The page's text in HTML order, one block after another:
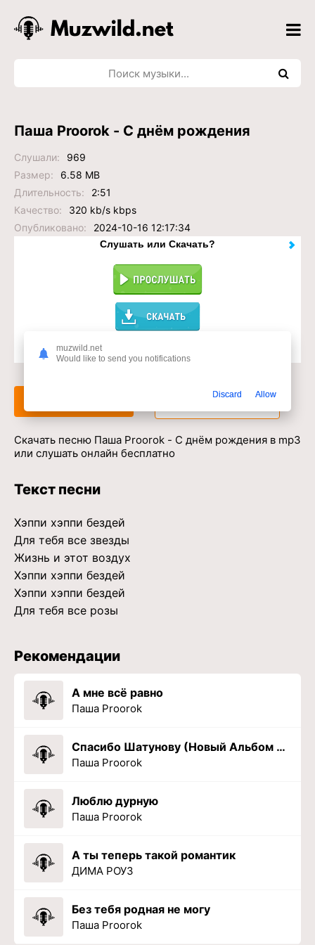
Паша Proorok - С днём рождения
Слушали:
969
Размер:
6.58 MB
Длительность:
2:51
Качество:
320 kb/s kbps
Опубликовано:
2024-10-16 12:17:34
Слушать или Скачать?
Доступ к музыкальному сервису
Скачать
Скачать песню Паша Proorok - С днём рождения в mp3
или слушать онлайн бесплатно
Текст песни
Хэппи хэппи бездей
Для тебя все звезды
Жизнь и этот воздух
Хэппи хэппи бездей
Хэппи хэппи бездей
Для тебя все розы
Рекомендации
А мне всё равно
Паша Proorok
Спасибо Шатунову (Новый Альбом 2024)
Паша Proorok
Люблю дурную
Паша Proorok
А ты теперь такой романтик
ДИМА РОУЗ
Без тебя родная не могу
Паша Proorok
muzwild.net
Would like to send you notifications
Discard Allow